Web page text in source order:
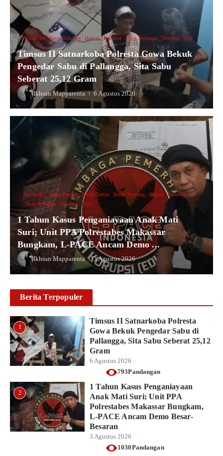
Berita Hot Berita Trending Hukum Kriminal Topik Terhangat Trending Viral
Timsus II Satnarkoba Polresta Gowa Bekuk
Pengedar Sabu di Pallangga, Sita Sabu
Seberat 25,12 Gram
Ikhsan Mapparenta 6 Agustus 2026
Berita Hot Berita Populer Berita Terkini Berita Trending Hukum
Kriminal
Topik Terhangat
Trending Viral
1 Tahun Kasus Penganiayaan Anak Mati
Suri; Unit PPA Polrestabes Makassar
Bungkam, L-PACE Ancam Demo ...
Ikhsan Mapparenta 3 Agustus 2026
Berita Terpopuler
1
Timsus II Satnarkoba Polresta
Gowa Bekuk Pengedar Sabu di
Pallangga, Sita Sabu Seberat 25,12
Gram
6 Agustus 2026
793Pandangan
2
1 Tahun Kasus Penganiayaan
Anak Mati Suri; Unit PPA
Polrestabes Makassar Bungkam,
L-PACE Ancam Demo Besar-
Besaran
3 Agustus 2026
1030Pandangan